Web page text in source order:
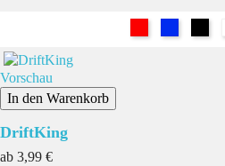
Vorschau
In den Warenkorb
DriftKing
ab Preis
3,99 €